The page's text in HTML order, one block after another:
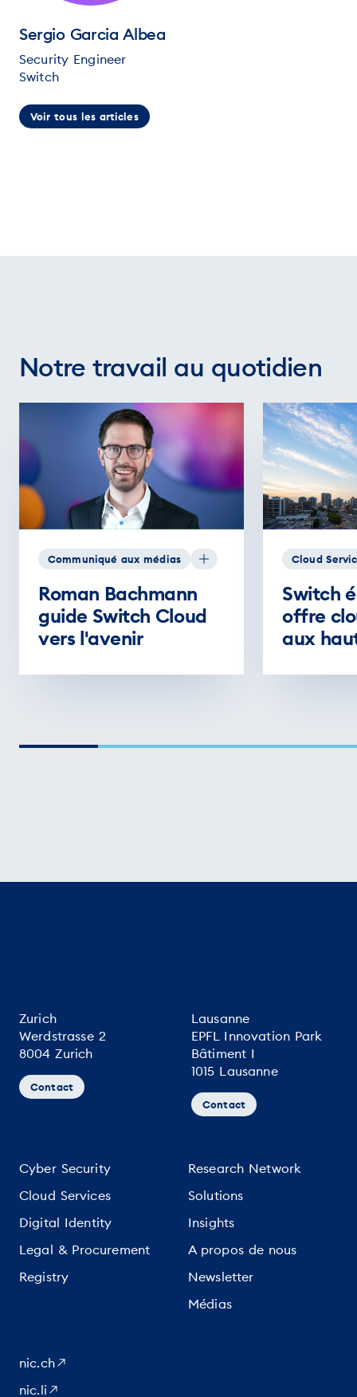
Sergio Garcia Albea
Security Engineer
Switch
Voir tous les articles
Notre travail au quotidien
Communiqué aux médias
Roman Bachmann
guide Switch Cloud
vers l'avenir
Cloud
Switch
offre
aux
Zurich
Werdstrasse 2
8004 Zurich
Contact
Lausanne
EPFL Innovation Park
Bâtiment I
1015 Lausanne
Contact
Cyber Security
Cloud Services
Digital Identity
Legal & Procurement
Registry
Research Network
Solutions
Insights
A propos de nous
Newsletter
Médias
nic.ch
nic.li